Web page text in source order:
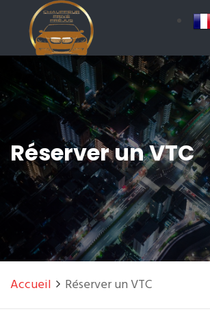
Réserver un VTC
Accueil Réserver un VTC